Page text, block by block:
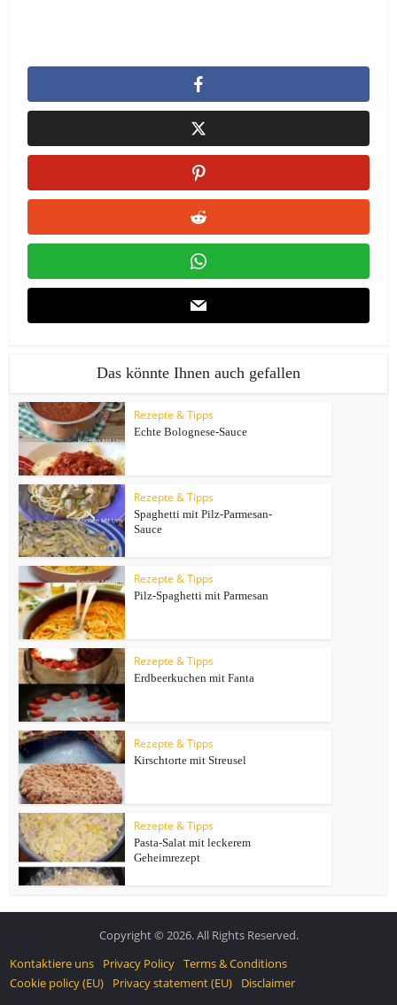
Das könnte Ihnen auch gefallen
Rezepte & Tipps
Echte Bolognese-Sauce
Rezepte & Tipps
Spaghetti mit Pilz-Parmesan-
Sauce
Rezepte & Tipps
Pilz-Spaghetti mit Parmesan
Rezepte & Tipps
Erdbeerkuchen mit Fanta
Rezepte & Tipps
Kirschtorte mit Streusel
Rezepte & Tipps
Pasta-Salat mit leckerem
Geheimrezept
Copyright © 2026. All Rights Reserved.
Kontaktiere uns
Privacy Policy Terms & Conditions
Cookie policy (EU)
Privacy statement (EU) Disclaimer